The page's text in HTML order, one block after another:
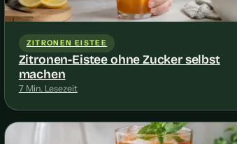
ZITRONEN EISTEE
Zitronen-Eistee ohne Zucker selbst
machen
7 Min. Lesezeit